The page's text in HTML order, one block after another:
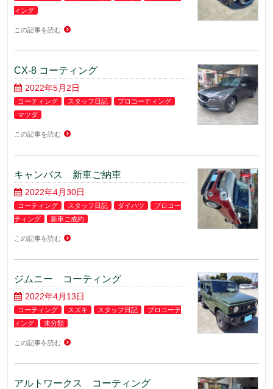
ィング
この記事を読む
CX-8 コーティング
2022年5月2日
コーティング スタッフ日記
プロコーティング
マツダ
この記事を読む
キャンバス 新車ご納車
2022年4月30日
コーティング スタッフ日記 ダイハツ
プロコー
ティング
新車ご成約
この記事を読む
ジムニー コーティング
2022年4月13日
コーティング スズキ スタッフ日記
プロコーテ
ィング
未分類
この記事を読む
アルトワークス コーティング